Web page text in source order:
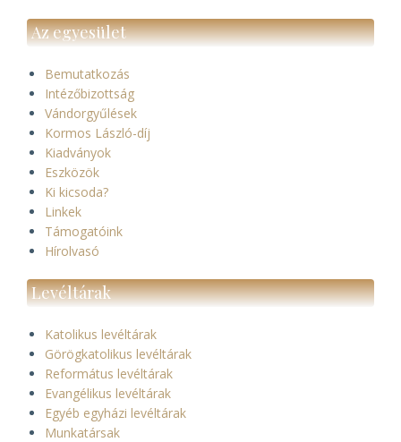
Az egyesület
Bemutatkozás
Intézőbizottság
Vándorgyűlések
Kormos László-díj
Kiadványok
Eszközök
Ki kicsoda?
Linkek
Támogatóink
Hírolvasó
Levéltárak
Katolikus levéltárak
Görögkatolikus levéltárak
Református levéltárak
Evangélikus levéltárak
Egyéb egyházi levéltárak
Munkatársak